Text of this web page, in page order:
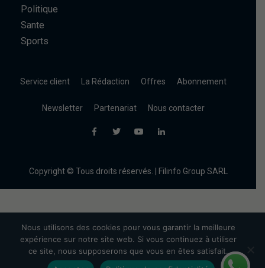
Politique
Sante
Sports
Service client La Rédaction Offres Abonnement
Newsletter Partenariat Nous contacter
Copyright © Tous droits réservés. | Filinfo Group SARL
Nous utilisons des cookies pour vous garantir la meilleure
expérience sur notre site web. Si vous continuez à utiliser
ce site, nous supposerons que vous en êtes satisfait.